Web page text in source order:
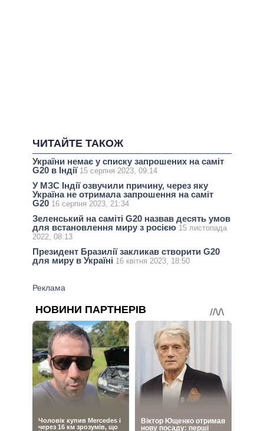
ЧИТАЙТЕ ТАКОЖ
України немає у списку запрошених на саміт
G20 в Індії 15 серпня 2023, 09:14
У МЗС Індії озвучили причину, через яку
Україна не отримала запрошення на саміт
G20 16 серпня 2023, 21:34
Зеленський на саміті G20 назвав десять умов
для встановлення миру з росією 15 листопада
2022, 08:13
Президент Бразилії закликав створити G20
для миру в Україні 16 квітня 2023, 18:50